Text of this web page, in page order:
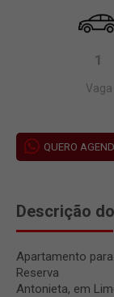
1
Vaga
QUERO
Descrição
Apartamento
Reserva
Antonieta, em